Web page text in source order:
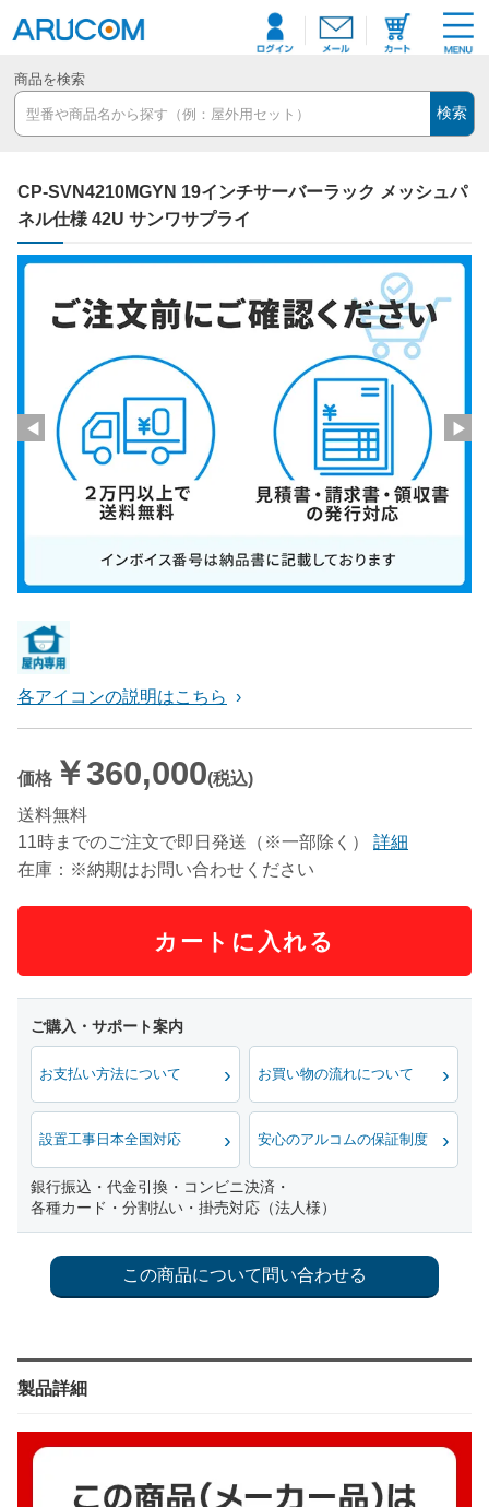
商品を検索
検索
CP-SVN4210MGYN 19インチサーバーラック メッシュパ
ネル仕様 42U サンワサプライ
◀ ▶
各アイコンの説明はこちら
価格 ￥360,000(税込)
送料無料
11時までのご注文で即日発送（※一部除く）
詳細
在庫：※納期はお問い合わせください
カートに入れる
お支払い方法について お買い物の流れについて
設置工事日本全国対応 安心のアルコムの保証制度
銀行振込・代金引換・コンビニ決済・
各種カード・分割払い・掛売対応（法人様）
製品詳細